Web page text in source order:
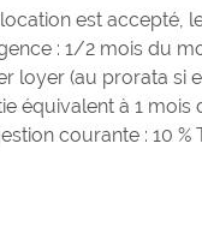
est accepté,
: 1/2 mois du
loyer (au prorata si
équivalent à 1
courante : 10 %